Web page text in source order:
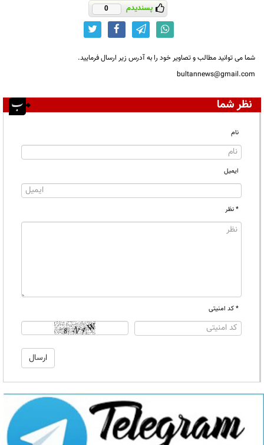
پسندیدم 0
شما می توانید مطالب و تصاویر خود را به آدرس زیر ارسال فرمایید.
bultannews@gmail.com
نظر شما
نام
ایمیل
* نظر
* کد امنیتی